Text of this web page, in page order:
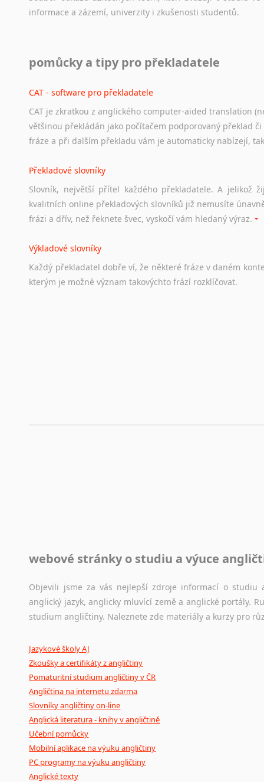
informace a zázemí, univerzity i zkušenosti studentů.
Odkazy poskytující cenné informace nekomerčního
Studium v Austrálii
Soubor odkazů užitečných všem, kteří uvažují o studiu v
a zázemí, australské univerzity a samozřejmě i osobní
Práce v Austrálii
Odkazy poskytující cenné informace nekomerčního
hledat práci na internetu případně osobní zkušenosti
Hledáte-li
práci
stejná obecná pravidla, jako pro český životopis. Tak dost
pomůcky a tipy pro překladatele
CAT - software pro překladatele
CAT je zkratkou z anglického computer-aided translation
většinou překládán jako počítačem podporovaný překlad
fráze a při dalším překladu vám je automaticky nabízejí,
Překladové slovníky
Slovník, největší přítel každého překladatele. A jelikož
kvalitních online překladových slovníků již nemusíte
frázi a dřív, než řeknete švec, vyskočí vám hledaný výraz.
Výkladové slovníky
Každý překladatel dobře ví, že některé fráze v daném
kterým je možné význam takovýchto frází rozklíčovat.
Jazykový korpus je elektronický soubor autentických
původního zdroje textu.
Ostatní pomůcky pro překladatele
poradny a pravidla
webové stránky o studiu a výuce
Objevili jsme za vás nejlepší zdroje informací o studiu
anglický jazyk, anglicky mluvící země a anglické portály.
studium angličtiny. Naleznete zde materiály a kurzy pro
Jazykové školy AJ
Zkoušky a certifikáty z angličtiny
Pomaturitní studium angličtiny v ČR
Angličtina na internetu zdarma
Slovníky angličtiny on-line
Anglická literatura - knihy v angličtině
Učební pomůcky
Mobilní aplikace na výuku angličtiny
PC programy na výuku angličtiny
Anglické texty